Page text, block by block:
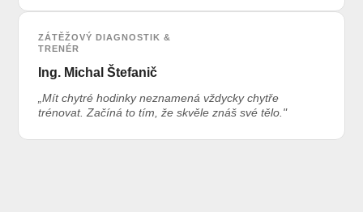
ZÁTĚŽOVÝ DIAGNOSTIK &
TRENÉR
Ing. Michal Štefanič
„Mít chytré hodinky neznamená vždycky chytře
trénovat. Začíná to tím, že skvěle znáš své tělo."